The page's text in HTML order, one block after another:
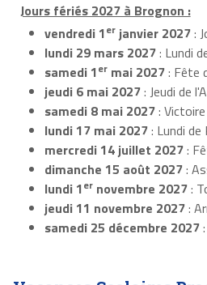
Jours fériés 2027 à Brognon :
vendredi 1er janvier 2027:
lundi 29 mars 2027: Lundi
samedi 1er mai 2027: Fête
jeudi 6 mai 2027: Jeudi de
samedi 8 mai 2027:
lundi 17 mai 2027: Lundi
mercredi 14 juillet 2027:
dimanche 15 août 2027:
lundi 1er novembre 2027:
jeudi 11 novembre 2027:
samedi 25 décembre 2027